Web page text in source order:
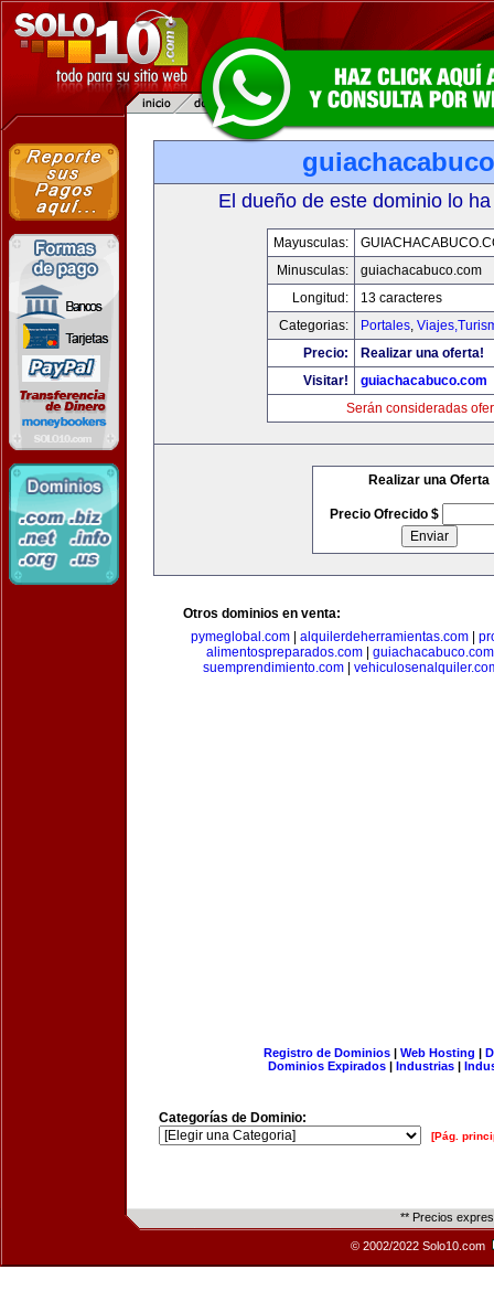
El dueño de este dominio lo
Mayusculas:
Minusculas:
guiachacabuco.com
Longitud:
13 caracteres
Categorias:
Portales,
Precio:
Realizar una oferta!
Visitar!
guiachacabuco.com
Serán consideradas
Realizar una Oferta
Precio Ofrecido $
Otros dominios en venta:
pymeglobal.com| alquilerdeherramientas.com|
alimentospreparados.com| guiachacabuco.com
suemprendimiento.com|
Registro de Dominios| Web Hosting |
Dominios Expirados | Industrias |
Categorías de Dominio:
[Pág.
** Precios
© 2002/2022 Solo10.com